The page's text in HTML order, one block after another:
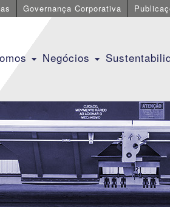
Governança Corporativa
Negócios